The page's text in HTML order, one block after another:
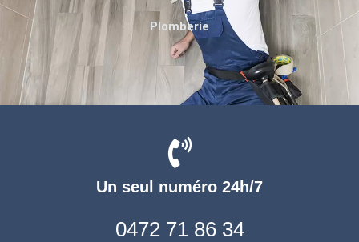
Un seul numéro 24h/7
0472 71 86 34
Plomberie